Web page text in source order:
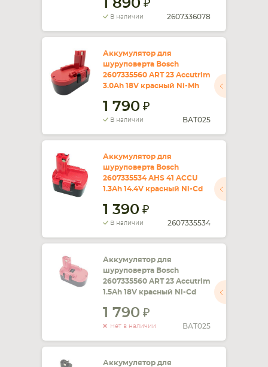
1 890
В наличии 2607336078
Аккумулятор для
шуруповерта Bosch
2607335560 ART 23 Accutrim
3.0Ah 18V красный Ni-Mh
1 790
В наличии BAT025
Аккумулятор для
шуруповерта Bosch
2607335534 AHS 41 ACCU
1.3Ah 14.4V красный Ni-Cd
1 390
В наличии 2607335534
Аккумулятор для
шуруповерта Bosch
2607335560 ART 23 Accutrim
1.5Ah 18V красный Ni-Cd
1 790
Нет в наличии BAT025
Аккумулятор для